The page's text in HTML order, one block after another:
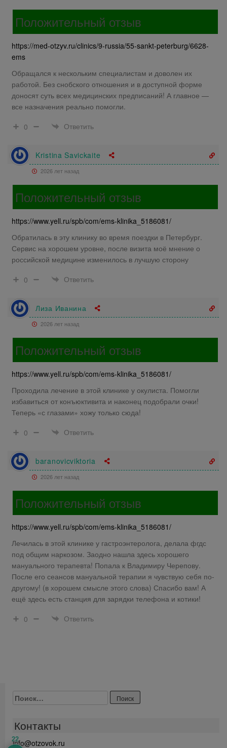
Положительный отзыв
https://med-otzyv.ru/clinics/9-russia/55-sankt-peterburg/6628-
ems
Обращался к нескольким специалистам и доволен их
работой. Без снобского отношения и в доступной форме
доносят суть всех медицинских предписаний! А главное —
все назначения реально помогли.
0
Ответить
Kristina Savickaite
2026 лет назад
Положительный отзыв
https://www.yell.ru/spb/com/ems-klinika_5186081/
Обратилась в эту клинику во время поездки в Петербург.
Сервис на хорошем уровне, после визита моё мнение о
российской медицине изменилось в лучшую сторону
0
Ответить
Лиза Иванина
2026 лет назад
Положительный отзыв
https://www.yell.ru/spb/com/ems-klinika_5186081/
Проходила лечение в этой клинике у окулиста. Помогли
избавиться от конъюктивита и наконец подобрали очки!
Теперь «с глазами» хожу только сюда!
0
Ответить
baranovicviktoria
2026 лет назад
Положительный отзыв
https://www.yell.ru/spb/com/ems-klinika_5186081/
Лечилась в этой клинике у гастроэнтеролога, делала фгдс
под общим наркозом. Заодно нашла здесь хорошего
мануального терапевта! Попала к Владимиру Черепову.
После его сеансов мануальной терапии я чувствую себя по-
другому! (в хорошем смысле этого слова) Спасибо вам! А
ещё здесь есть станция для зарядки телефона и котики!
0
Ответить
Найти:
Контакты
info@otzovok.ru
22